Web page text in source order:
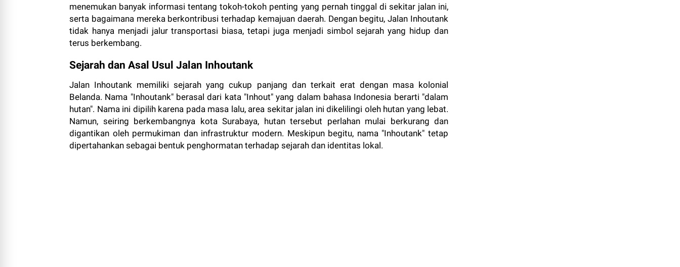
menemukan banyak informasi tentang tokoh-tokoh penting yang pernah tinggal di sekitar jalan ini,
serta bagaimana mereka berkontribusi terhadap kemajuan daerah. Dengan begitu, Jalan Inhoutank
tidak hanya menjadi jalur transportasi biasa, tetapi juga menjadi simbol sejarah yang hidup dan
terus berkembang.
Sejarah dan Asal Usul Jalan Inhoutank
Jalan Inhoutank memiliki sejarah yang cukup panjang dan terkait erat dengan masa kolonial
Belanda. Nama "Inhoutank" berasal dari kata "Inhout" yang dalam bahasa Indonesia berarti "dalam
hutan". Nama ini dipilih karena pada masa lalu, area sekitar jalan ini dikelilingi oleh hutan yang lebat.
Namun, seiring berkembangnya kota Surabaya, hutan tersebut perlahan mulai berkurang dan
digantikan oleh permukiman dan infrastruktur modern. Meskipun begitu, nama "Inhoutank" tetap
dipertahankan sebagai bentuk penghormatan terhadap sejarah dan identitas lokal.